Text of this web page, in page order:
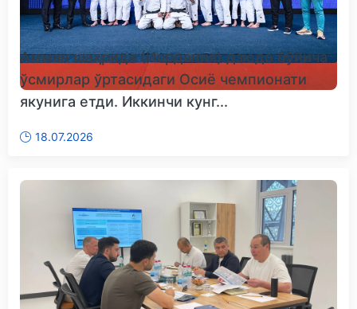
Амман шаҳрида (Иордания) дзюдо бўйича
ўсмирлар ўртасидаги Осиё чемпионати
якунига етди. Иккинчи кунг...
18.07.2026